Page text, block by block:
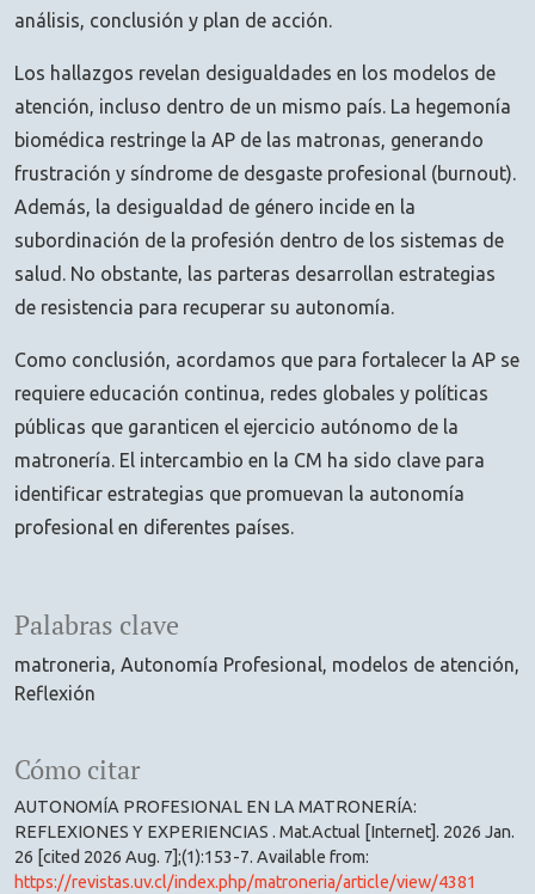
Palabras clave
matroneria Autonomía Profesional modelos de atención
Reflexión
Cómo citar
AUTONOMÍA PROFESIONAL EN LA MATRONERÍA:
REFLEXIONES Y EXPERIENCIAS . Mat.Actual [Internet]. 2026 Jan.
26 [cited 2026 Aug. 7];(1):153-7. Available from:
https://revistas.uv.cl/index.php/matroneria/article/view/4381
análisis, conclusión y plan de acción.
Los hallazgos revelan desigualdades en los modelos de
atención, incluso dentro de un mismo país. La hegemonía
biomédica restringe la AP de las matronas, generando
frustración y síndrome de desgaste profesional (burnout).
Además, la desigualdad de género incide en la
subordinación de la profesión dentro de los sistemas de
salud. No obstante, las parteras desarrollan estrategias
de resistencia para recuperar su autonomía.
Como conclusión, acordamos que para fortalecer la AP se
requiere educación continua, redes globales y políticas
públicas que garanticen el ejercicio autónomo de la
matronería. El intercambio en la CM ha sido clave para
identificar estrategias que promuevan la autonomía
profesional en diferentes países.